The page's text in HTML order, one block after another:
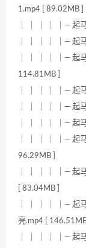
1.mp4 [ 89.02MB ]
｜ ｜ ｜ ｜ ｜— 起
｜ ｜ ｜ ｜ ｜— 起
｜ ｜ ｜ ｜ ｜— 起
114.81MB ]
｜ ｜ ｜ ｜ ｜— 起
｜ ｜ ｜ ｜ ｜— 起
｜ ｜ ｜ ｜ ｜— 起
｜ ｜ ｜ ｜ ｜— 起
96.29MB ]
｜ ｜ ｜ ｜ ｜— 起
[ 83.04MB ]
｜ ｜ ｜ ｜ ｜— 起
亮.mp4 [ 146.51MB
｜ ｜ ｜ ｜ ｜— 起